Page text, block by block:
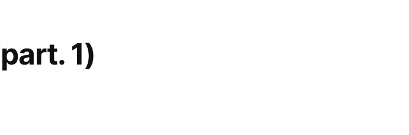
1)